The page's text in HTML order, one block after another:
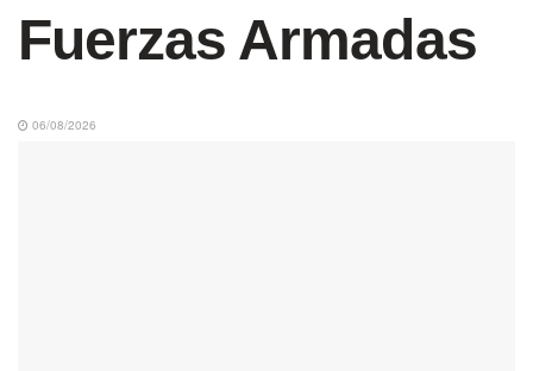
Fuerzas Armadas
06/08/2026